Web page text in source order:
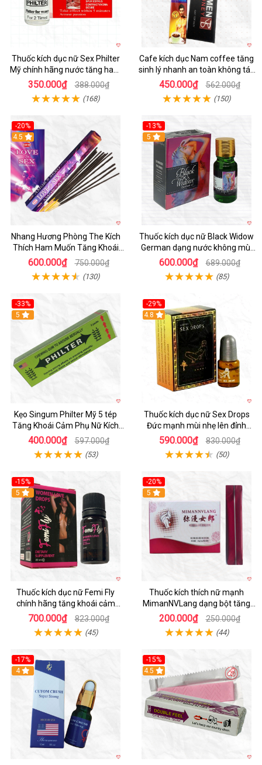
Thuốc kích dục nữ Sex Philter
Mỹ chính hãng nước tăng ham
muốn
350.000₫ 388.000₫
(168)
Cafe kích dục Nam coffee tăng
sinh lý nhanh an toàn không tác
dụng phụ
450.000₫ 562.000₫
(150)
-20%
4.5
Nhang Hương Phòng The Kích
Thích Ham Muốn Tăng Khoái
Cảm
600.000₫ 750.000₫
(130)
-13%
5
Thuốc kích dục nữ Black Widow
German dạng nước không mùi
hiệu quả an toàn giá tốt
600.000₫ 689.000₫
(85)
-33%
5
Kẹo Singum Philter Mỹ 5 tép
Tăng Khoái Cảm Phụ Nữ Kích
Thích Nhanh
400.000₫ 597.000₫
(53)
-29%
Hot
4.8
Thuốc kích dục nữ Sex Drops
Đức mạnh mùi nhẹ lên đỉnh
nhanh
590.000₫ 830.000₫
(50)
-15%
Hot
5
Thuốc kích dục nữ Femi Fly
chính hãng tăng khoái cảm
thăng hoa
700.000₫ 823.000₫
(45)
-20%
5
Thuốc kích thích nữ mạnh
MimanNVLang dạng bột tăng
khoái cảm
200.000₫ 250.000₫
(44)
-17%
4
-15%
4.5